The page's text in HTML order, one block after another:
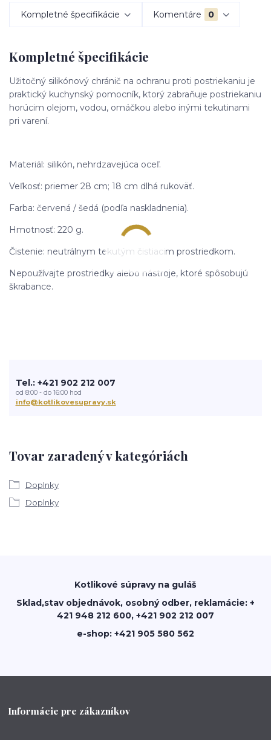
Kompletné špecifikácie Komentáre 0
Kompletné špecifikácie
Užitočný silikónový chránič na ochranu proti postriekaniu je
praktický kuchynský pomocník, ktorý zabraňuje postriekaniu
horúcim olejom, vodou, omáčkou alebo inými tekutinami
pri varení.
Materiál: silikón, nehrdzavejúca oceľ.
Veľkosť: priemer 28 cm; 18 cm dlhá rukoväť.
Farba: červená / šedá (podľa naskladnenia).
Hmotnosť: 220 g.
Čistenie: neutrálnym tekutým čistiacim prostriedkom.
Nepoužívajte prostriedky alebo nástroje, ktoré spôsobujú
škrabance.
Tovar zaradený v kategóriách
Doplnky
Doplnky
Tel.: +421 902 212 007
od 8:00 - do 16:00 hod
info@kotlikovesupravy.sk
Kotlikové súpravy na guláš
Sklad,stav objednávok, osobný odber, reklamácie: +
421 948 212 600, +421 902 212 007
e-shop: +421 905 580 562
Informácie pre zákazníkov